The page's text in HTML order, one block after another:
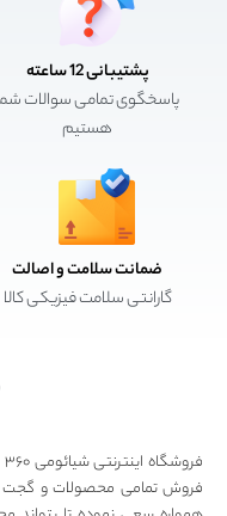
پشتیبانی 12 ساعته
پاسخگوی تمامی سوالات
هستیم
ضمانت سلامت و اصالت
گارانتی سلامت فیزیکی کالا
فروش تمامی محصولات و گجت